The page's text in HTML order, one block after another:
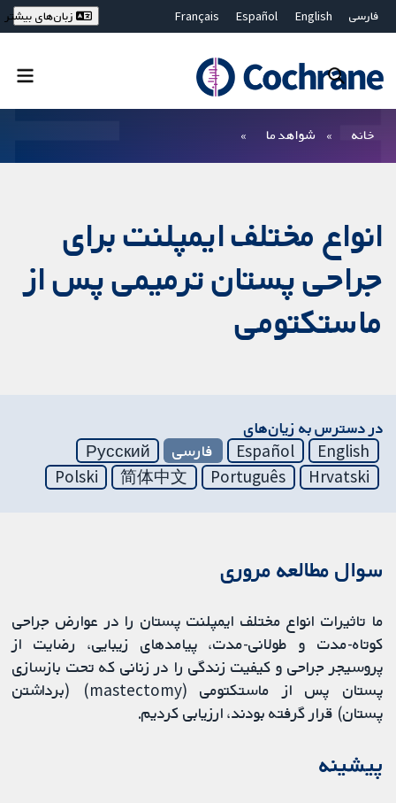
فارسی English
Español
Français
Bahasa Malaysia
ไทย
繁體中文
زبان‌های بیشتر
خانه شواهد ما
انواع مختلف ایمپلنت برای
جراحی پستان ترمیمی پس از
ماستکتومی
در دسترس به زیان‌های
English
Español فارسی
Русский
Hrvatski
Português
简体中文
Polski
سوال مطالعه مروری
ما تاثیرات انواع مختلف ایمپلنت پستان را در عوارض جراحی
کوتاه-مدت و طولانی-مدت، پیامدهای زیبایی، رضایت از
پروسیجر جراحی و کیفیت زندگی را در زنانی که تحت بازسازی
پستان پس از ماستکتومی (mastectomy) (برداشتن
پستان) قرار گرفته بودند، ارزیابی کردیم.
پیشینه